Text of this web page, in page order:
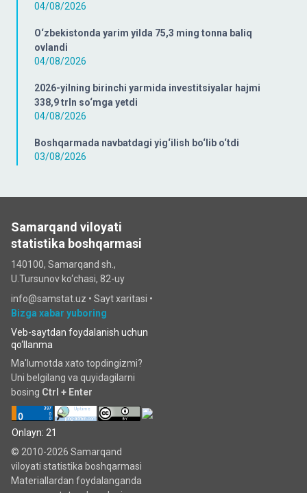
04/08/2026
O‘zbekistonda yarim yilda 75,3 ming tonna baliq
ovlandi
04/08/2026
2026-yilning birinchi yarmida investitsiyalar hajmi
338,9 trln so‘mga yetdi
04/08/2026
Boshqarmada navbatdagi yig‘ilish bo‘lib o‘tdi
03/08/2026
Samarqand viloyati
statistika boshqarmasi
140100, Samarqand sh.,
U.Tursunov ko‘chаsi, 82-uy
info@samstat.uz • Sayt xaritasi •
Bizga xabar yuboring
Veb-saytdan foydalanish uchun
qo‘llanma
Ma'lumotda xato topdingizmi?
Uni belgilang va quyidagilarni
bosing Ctrl + Enter
Onlayn: 21
© 2010-2026 Samarqand
viloyati statistika boshqarmasi
Materiallardan foydalanganda